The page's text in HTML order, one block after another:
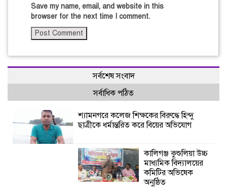
Save my name, email, and website in this
browser for the next time I comment.
সর্বশেষ সংবাদ
সর্বাধিক পঠিত
শ্যামনগরে কলেজ শিক্ষকের বিরুদ্ধে হিন্দু
ছাত্রীকে ধর্মান্তরিত করে বিয়ের অভিযোগ
কালিগঞ্জ কুশুলিয়া উচ্চ
মাধ্যমিক বিদ্যালয়ের
কমিটির অভিষেক
অনুষ্ঠিত